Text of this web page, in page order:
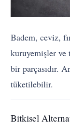
Badem, ceviz,
kuruyemişler ve
bir parçasıdır.
tüketilebilir.
Bitkisel